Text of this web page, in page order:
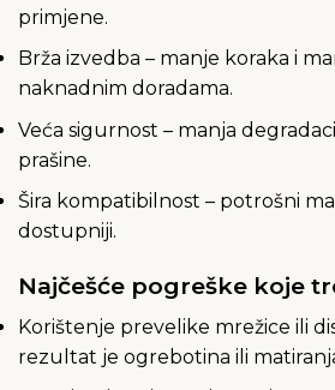
primjene.
Brža izvedba – manje koraka i
naknadnim doradama.
Veća sigurnost – manja
prašine.
Šira kompatibilnost – potrošni
dostupniji.
Najčešće pogreške koje
Korištenje prevelike mrežice ili
rezultat je ogrebotina ili